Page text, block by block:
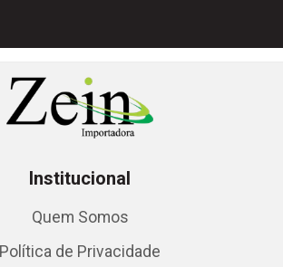
Institucional
Quem Somos
Política de Privacidade